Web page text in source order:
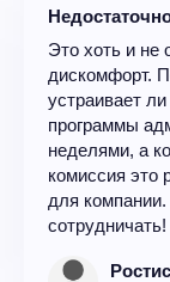
Это хоть и не
дискомфорт.
устраивает
программы
неделями, а
комиссия это
для
сотрудничать!